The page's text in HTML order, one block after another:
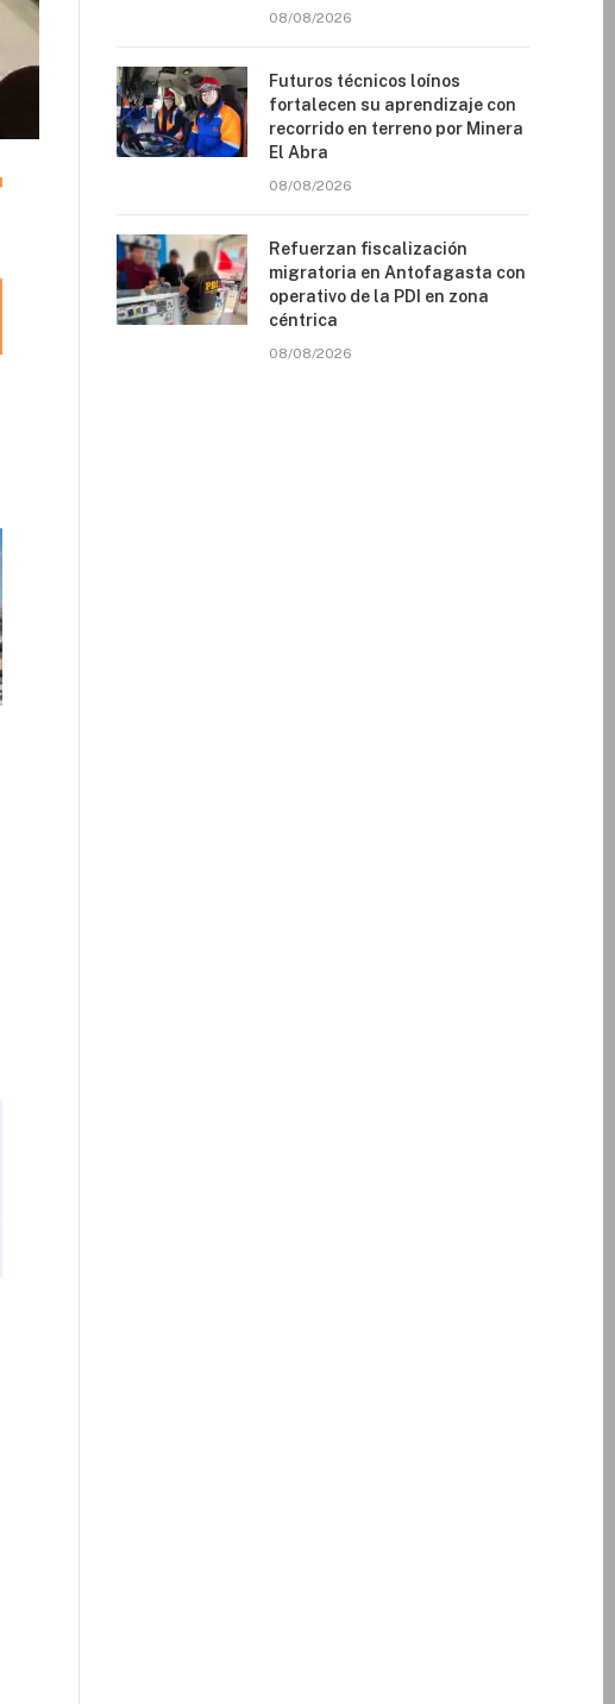
08/08/2026
Futuros técnicos loínos
fortalecen su aprendizaje con
recorrido en terreno por Minera
El Abra
08/08/2026
Refuerzan fiscalización
migratoria en Antofagasta con
operativo de la PDI en zona
céntrica
08/08/2026